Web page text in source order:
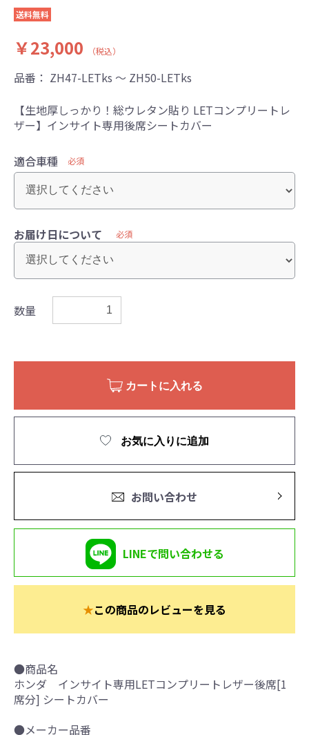
送料無料
￥23,000 （税込）
品番： ZH47-LETks ～ ZH50-LETks
【生地厚しっかり！総ウレタン貼り LETコンプリートレ
ザー】インサイト専用後席シートカバー
適合車種 必須
お届け日について 必須
数量
カートに入れる
お気に入りに追加
お問い合わせ
LINEで問い合わせる
★この商品のレビューを見る
●商品名
ホンダ インサイト専用LETコンプリートレザー後席[1
席分] シートカバー
●メーカー品番